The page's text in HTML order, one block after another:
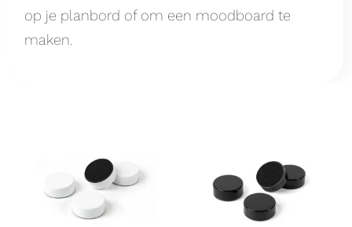
op je planbord of om een moodboard te
maken.